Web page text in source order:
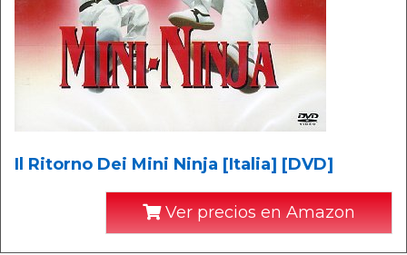
Il Ritorno Dei Mini Ninja [Italia] [DVD]
Ver precios en Amazon